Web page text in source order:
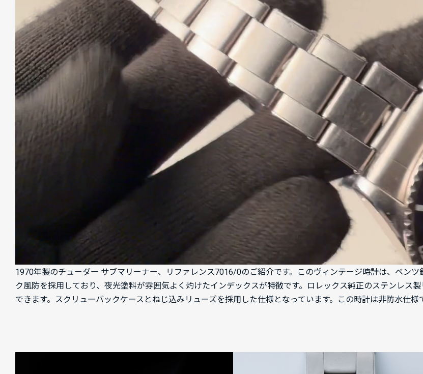
1970年製のチューダー サブマリーナー、リファレンス7016/0のご紹介です。このヴィンテージ時計は、ベン
ク風防を採用しており、夜光塗料が雰囲気よく灼けたインデックスが特徴です。ロレックス純正のステンレス
できます。スクリューバックケースとねじ込みリューズを採用した仕様となっています。この時計は非防水仕様